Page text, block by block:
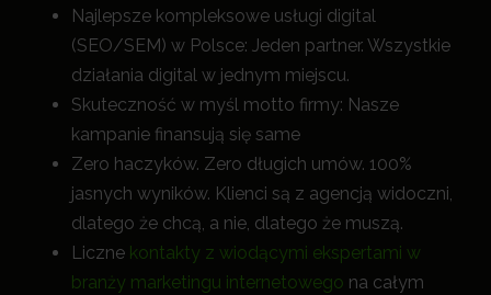
Najlepsze kompleksowe usługi digital
(SEO/SEM) w Polsce: Jeden partner. Wszystkie
działania digital w jednym miejscu.
Skuteczność w myśl motto firmy: Nasze
kampanie finansują się same
Zero haczyków. Zero długich umów. 100%
jasnych wyników. Klienci są z agencją widoczni,
dlatego że chcą, a nie, dlatego że muszą.
Liczne kontakty z wiodącymi ekspertami w
branży marketingu internetowego na całym